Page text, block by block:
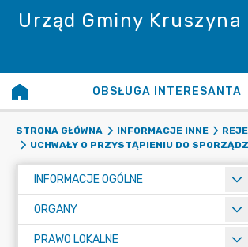
Urząd Gminy Kruszyna
OBSŁUGA INTERESANTA
STRONA GŁÓWNA INFORMACJE INNE
UCHWAŁY O PRZYSTĄPIENIU DO
INFORMACJE OGÓLNE
ORGANY
PRAWO LOKALNE